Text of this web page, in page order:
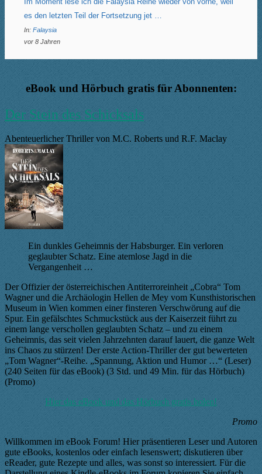
es den letzten Teil der Fortsetzung jet …
In: Falaysia
vor 8 Jahren
eBook und Hörbuch gratis für Abonnenten:
Der Stein des Schicksals
Abenteuerlicher Thriller von M.C. Roberts und R.F. Maclay
Ein dunkles Geheimnis der Habsburger. Ein verloren
geglaubter Schatz. Eine atemlose Jagd in die
Vergangenheit …
Der Offizier der österreichischen Antiterroreinheit „Cobra“ Tom
Wagner und die Archäologin Hellen de Mey vom Kunsthistorischen
Museum in Wien kommen einer finsteren Verschwörung auf die
Spur. Ein gefälschtes Schmuckstück aus der Kaiserzeit führt zu
einem lange verschollen geglaubten Schatz – und zu einem
Geheimnis, das seit vielen Jahrzehnten darauf lauert, die ganze Welt
ins Chaos zu stürzen! Der erste Action-Thriller der gut bewerteten
„Tom Wagner“-Reihe. „Spannung, Aktion und Humor …“ (Leser)
(240 Seiten für das eBook) (3 Std. und 49 Min. für das Hörbuch)
(Promo)
Hier das eBook und das Hörbuch gratis holen!
Promo
Willkommen im eBook Forum! Hier präsentieren Leser und Autoren
gute eBooks, kostenlos oder einfach lesenswert; diskutieren über
eReader, gute Rezepte und alles, was sonst so interessiert. Für die